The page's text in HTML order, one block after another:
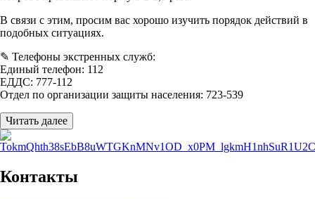
В связи с этим, просим вас хорошо изучить порядок действий в
подобных ситуациях.
✎️ Телефоны экстренных служб:
Единый телефон: 112
ЕДДС: 777-112
Отдел по организации защиты населения: 723-539
Читать далее
Контакты